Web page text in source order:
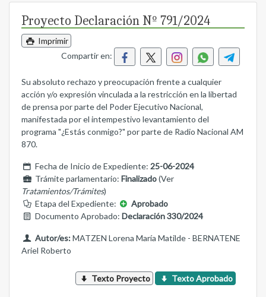
Proyecto Declaración Nº 791/2024
Imprimir
Compartir en:
Su absoluto rechazo y preocupación frente a cualquier
acción y/o expresión vinculada a la restricción en la libertad
de prensa por parte del Poder Ejecutivo Nacional,
manifestada por el intempestivo levantamiento del
programa "¿Estás conmigo?" por parte de Radio Nacional AM
870.
Fecha de Inicio de Expediente: 25-06-2024
Trámite parlamentario: Finalizado(Ver
Tratamientos/Trámites)
Etapa del Expediente:
Aprobado
Documento Aprobado: Declaración 330/2024
Autor/es:MATZEN Lorena María Matilde - BERNATENE
Ariel Roberto
Texto Proyecto Texto Aprobado